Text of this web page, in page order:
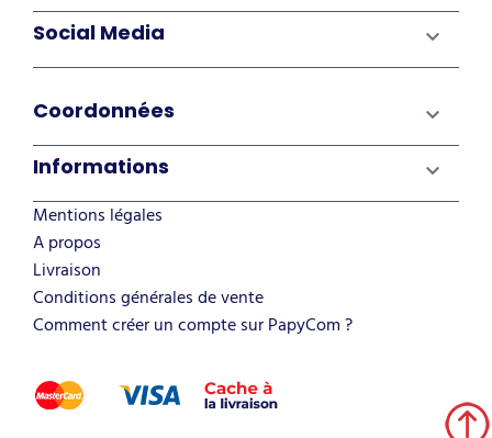
Social Media 
Coordonnées 
Informations 
Livraison
Mentions légales
A propos
Conditions générales de vente
Comment créer un compte sur PapyCom ?